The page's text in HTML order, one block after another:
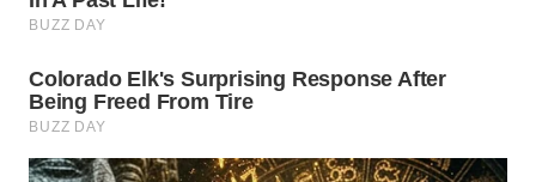
MADURA
WN
SURABAYA